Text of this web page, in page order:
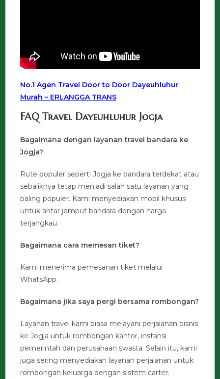
No.1 Agen Travel Door to Door Dayeuhluhur
Murah – ERLANGGA TRANS
FAQ Travel Dayeuhluhur Jogja
Bagaimana dengan layanan travel bandara ke
Jogja?
Rute populer seperti Jogja ke bandara terdekat atau
sebaliknya tetap menjadi salah satu layanan yang
paling populer. Kami menyediakan mobil khusus
untuk antar jemput bandara dengan harga
terjangkau.
Bagaimana cara memesan tiket?
Kami menerima pemesanan tiket melalui
WhatsApp.
Bagaimana jika saya pergi bersama rombongan?
Layanan travel kami biasa melayani perjalanan bisnis
ke Jogja untuk rombongan kantor, instansi
pemerintah dan perusahaan swasta. Selain itu, kami
juga sering menyediakan layanan perjalanan untuk
rombongan keluarga dengan sistem carter.